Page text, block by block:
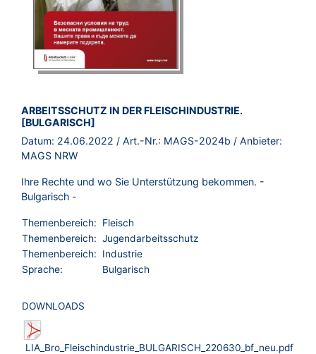
BROSCHÜRE:
ARBEITSSCHUTZ IN DER FLEISCHINDUSTRIE.
[BULGARISCH]
Datum: 24.06.2022 / Art.-Nr.: MAGS-2024b / Anbieter:
MAGS NRW
Ihre Rechte und wo Sie Unterstützung bekommen. -
Bulgarisch -
Themenbereich:
Fleisch
Themenbereich: Jugendarbeitsschutz
Themenbereich:
Industrie
Sprache:
Bulgarisch
DOWNLOADS
LIA_Bro_Fleischindustrie_BULGARISCH_220630_bf_neu.pdf